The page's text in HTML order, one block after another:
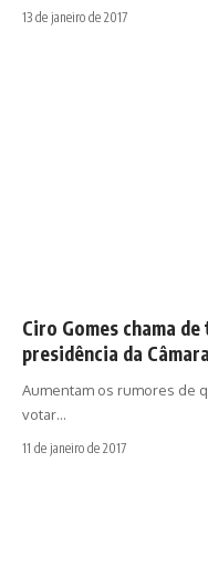
13 de janeiro de 2017
Ciro Gomes chama
presidência da
Aumentam os rumores de
votar…
11 de janeiro de 2017